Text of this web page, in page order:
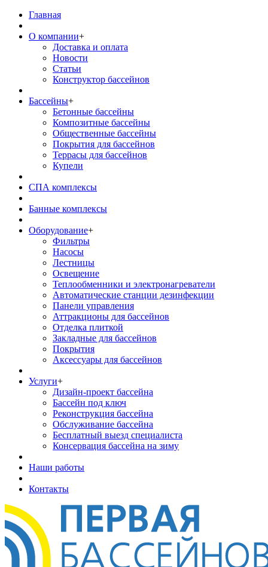
Главная
О компании+
Доставка и оплата
Новости
Статьи
Конструктор бассейнов
Бассейны+
Бетонные бассейны
Композитные бассейны
Общественные бассейны
Покрытия для бассейнов
Террасы для бассейнов
Купели
СПА комплексы
Банные комплексы
Оборудование+
Фильтры
Насосы
Лестницы
Освещение
Теплообменники и электронагреватели
Автоматические станции дезинфекции
Панели управления
Аттракционы для бассейнов
Отделка плиткой
Закладные для бассейнов
Покрытия
Аксессуары для бассейнов
Услуги+
Дизайн-проект бассейна
Бассейн под ключ
Реконструкция бассейна
Обслуживание бассейна
Бесплатный выезд специалиста
Консервация бассейна на зиму
Наши работы
Контакты